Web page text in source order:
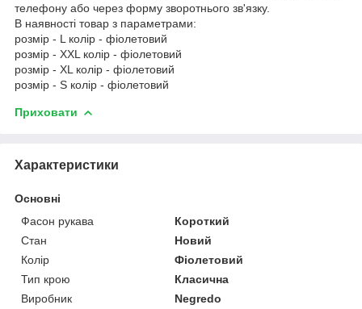
телефону або через форму зворотнього зв'язку.
В наявності товар з параметрами:
розмір - L колір - фіолетовий
розмір - XXL колір - фіолетовий
розмір - XL колір - фіолетовий
розмір - S колір - фіолетовий
Приховати
Характеристики
Основні
Фасон рукава
Короткий
Стан
Новий
Колір
Фіолетовий
Тип крою
Класична
Виробник
Negredo